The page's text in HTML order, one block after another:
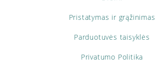
Pristatymas ir grąžinimas
Parduotuvės taisyklės
Privatumo Politika